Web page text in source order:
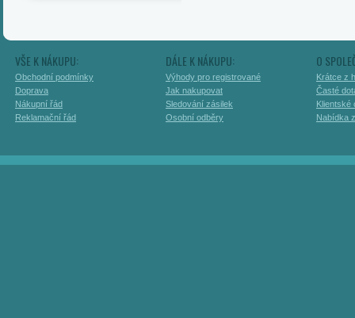
VŠE K NÁKUPU:
Obchodní podmínky
Doprava
Nákupní řád
Reklamační řád
DÁLE K NÁKUPU:
Výhody pro registrované
Jak nakupovat
Sledování zásilek
Osobní odběry
O
Krátce z
Časté
Klientské
Nabídka